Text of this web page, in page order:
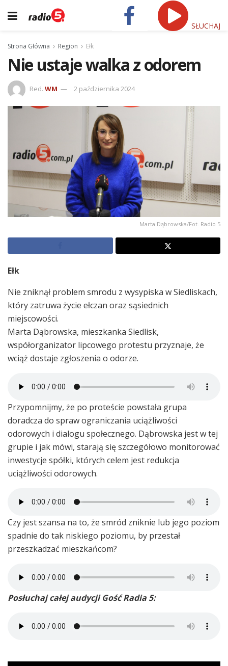
SŁUCHAJ
Strona Główna Region Ełk
Nie ustaje walka z odorem
Red. WM 2 października 2024
Marta Dąbrowska/Fot. Radio 5
Ełk
Nie zniknął problem smrodu z wysypiska w Siedliskach,
który zatruwa życie ełczan oraz sąsiednich
miejscowości.
Marta Dąbrowska, mieszkanka Siedlisk,
współorganizator lipcowego protestu przyznaje, że
wciąż dostaje zgłoszenia o odorze.
Przypomnijmy, że po proteście powstała grupa
doradcza do spraw ograniczania uciążliwości
odorowych i dialogu społecznego. Dąbrowska jest w tej
grupie i jak mówi, starają się szczegółowo monitorować
inwestycje spółki, których celem jest redukcja
uciążliwości odorowych.
Czy jest szansa na to, że smród zniknie lub jego poziom
spadnie do tak niskiego poziomu, by przestał
przeszkadzać mieszkańcom?
Posłuchaj całej audycji Gość Radia 5: